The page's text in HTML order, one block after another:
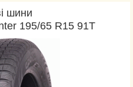
шини
195/65 R15 91T